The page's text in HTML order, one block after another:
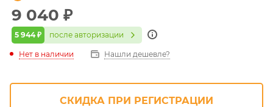
9 040 ₽
5 944 ₽ после авторизации
Нет в наличии Нашли дешевле?
СКИДКА ПРИ РЕГИСТРАЦИИ